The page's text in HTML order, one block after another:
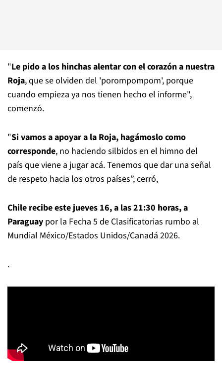
"Le pido a los hinchas alentar con el corazón a nuestra
Roja, que se olviden del 'porompompom', porque
cuando empieza ya nos tienen hecho el informe",
comenzó.
"Si vamos a apoyar a la Roja, hagámoslo como
corresponde, no haciendo silbidos en el himno del
país que viene a jugar acá. Tenemos que dar una señal
de respeto hacia los otros países”, cerró,
Chile recibe este jueves 16, a las 21:30 horas, a
Paraguay por la Fecha 5 de Clasificatorias rumbo al
Mundial México/Estados Unidos/Canadá 2026.
.